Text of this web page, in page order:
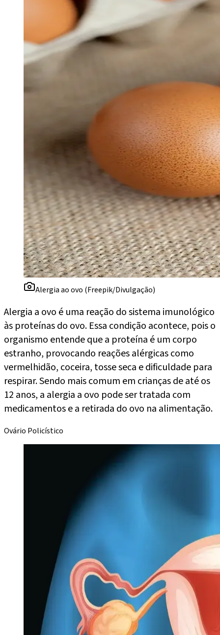
Alergia ao ovo (Freepik/Divulgação)
Alergia a ovo é uma reação do sistema imunológico
às proteínas do ovo. Essa condição acontece, pois o
organismo entende que a proteína é um corpo
estranho, provocando reações alérgicas como
vermelhidão, coceira, tosse seca e dificuldade para
respirar. Sendo mais comum em crianças de até os
12 anos, a alergia a ovo pode ser tratada com
medicamentos e a retirada do ovo na alimentação.
Ovário Policístico